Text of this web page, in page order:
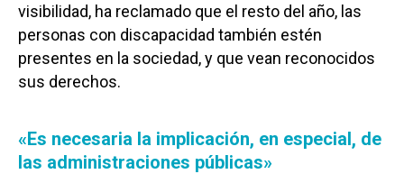
visibilidad, ha reclamado que el resto del año, las
personas con discapacidad también estén
presentes en la sociedad, y que vean reconocidos
sus derechos.
«Es necesaria la implicación, en especial, de
las administraciones públicas»